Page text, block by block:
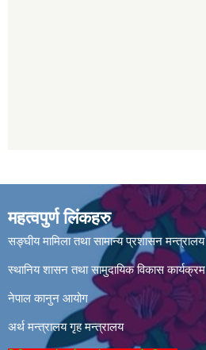
महत्वपुर्ण लिंकहरु
सङ्घीय मामिला तथा सामान्य प्रशासन मन्त्रालय
स्थानिय शासन तथा सामुदायिक विकास कार्यक्रम
नेपाल कानुन आयोग
अर्थ मन्त्रालय गृह मन्त्रालय